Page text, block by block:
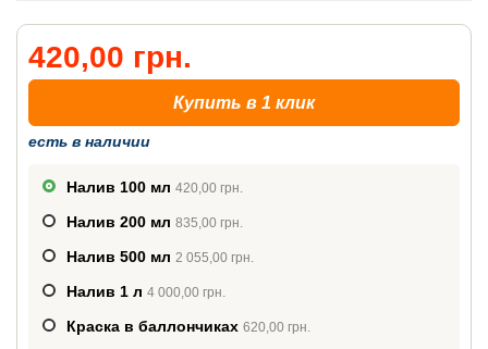
420,00 грн.
Купить в 1 клик
есть в наличии
Налив 100 мл 420,00 грн.
Налив 200 мл 835,00 грн.
Налив 500 мл 2 055,00 грн.
Налив 1 л 4 000,00 грн.
Краска в баллончиках 620,00 грн.